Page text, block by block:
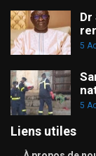
Dr
5
5
Liens utiles